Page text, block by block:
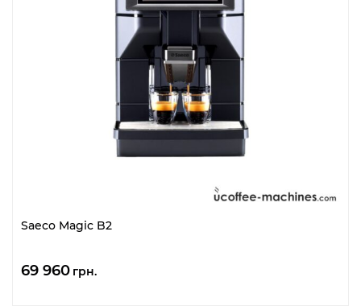
Saeco Magic B2
69 960 грн.